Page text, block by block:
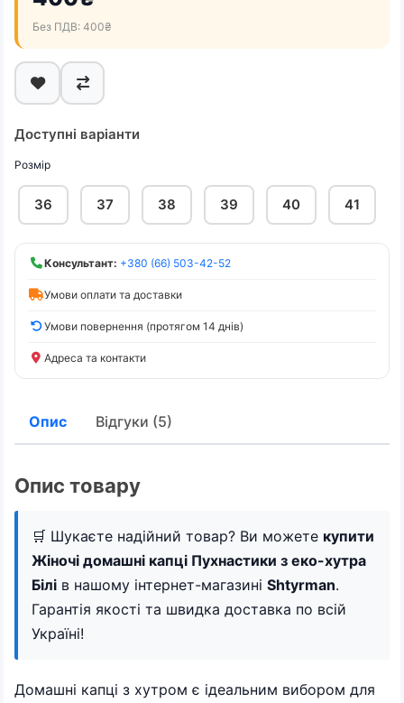
Без ПДВ: 400₴
Доступні варіанти
Розмір
36 37 38 39 40 41
Консультант: +380 (66) 503-42-52
Умови оплати та доставки
Умови повернення (протягом 14 днів)
Адреса та контакти
Опис Відгуки (5)
Опис товару
🛒 Шукаєте надійний товар? Ви можете купити
Жіночі домашні капці Пухнастики з еко-хутра
Білі в нашому інтернет-магазині Shtyrman.
Гарантія якості та швидка доставка по всій
Україні!
Домашні капці з хутром є ідеальним вибором для